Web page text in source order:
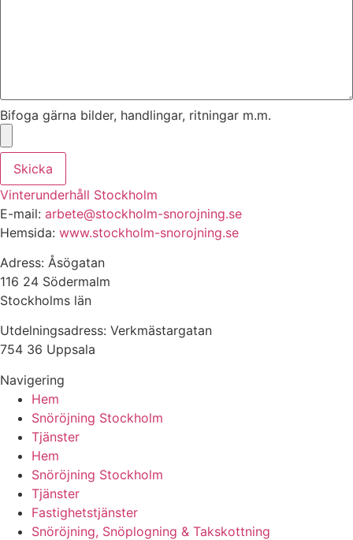
Bifoga gärna bilder, handlingar, ritningar m.m.
Skicka
Vinterunderhåll Stockholm
E-mail: arbete@stockholm-snorojning.se
Hemsida: www.stockholm-snorojning.se
Adress: Åsögatan
116 24 Södermalm
Stockholms län
Utdelningsadress: Verkmästargatan
754 36 Uppsala
Navigering
Hem
Snöröjning Stockholm
Tjänster
Hem
Snöröjning Stockholm
Tjänster
Fastighetstjänster
Snöröjning, Snöplogning & Takskottning